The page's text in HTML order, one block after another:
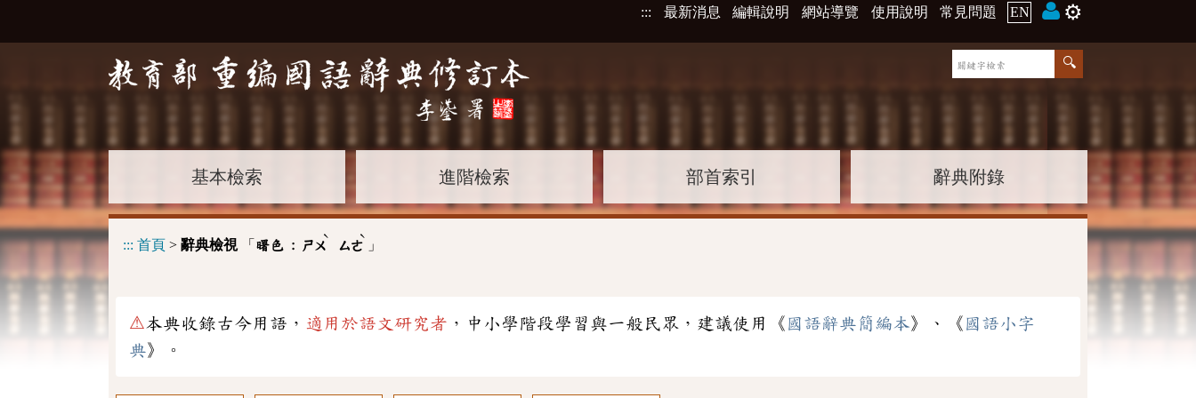
::: 最新消息 編輯說明 網站導覽 使用說明 常見問題 EN ⚙️
基本檢索 進階檢索 部首索引 辭典附錄
::: 首頁 > 辭典檢視「 曙色 : ㄕㄨ
ˋ
ㄙㄜ
ˋ
」
⚠本典收錄古今用語， 適用於語文研究者 ，中小學階段學習與一般民眾，建議使用《 國語辭典簡編本》、《 國語小字
典》。